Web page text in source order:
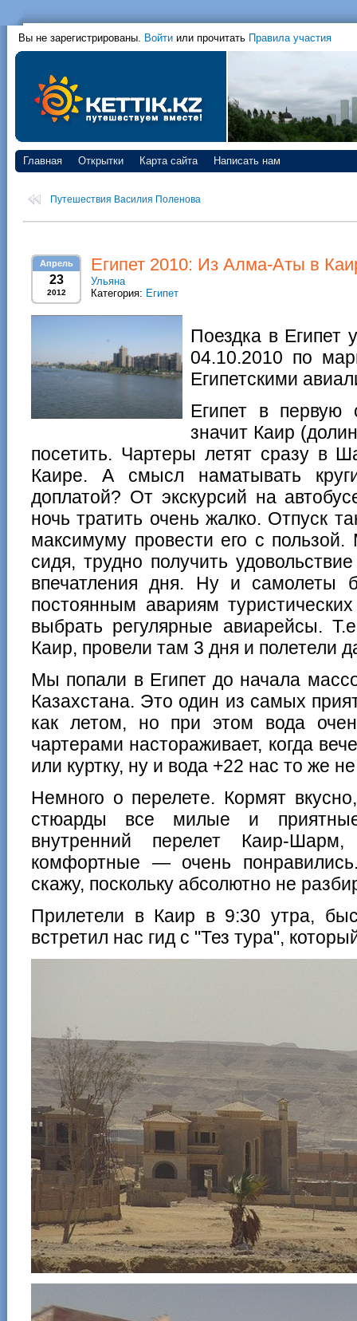
Вы не зарегистрированы. Войти или прочитать Правила участия
Главная Открытки Карта сайта Написать нам
Путешествия Василия Поленова
Апрель
23
2012
Египет 2010: Из Алма-Аты в
Ульяна
Категория: Египет
Поездка в Египет
04.10.2010 по
Египетскими
Египет в первую
значит Каир
посетить. Чартеры летят сразу в
Каире. А смысл наматывать
доплатой? От экскурсий на
ночь тратить очень жалко. Отпуск
максимуму провести его с
сидя, трудно получить
впечатления дня. Ну и самолеты
постоянным авариям
выбрать регулярные авиарейсы.
Каир, провели там 3 дня и полетели
Мы попали в Египет до начала
Казахстана. Это один из самых
как летом, но при этом вода
чартерами настораживает, когда
или куртку, ну и вода +22 нас то же
Немного о перелете. Кормят
стюарды все милые и
внутренний перелет Каир-
комфортные — очень
скажу, поскольку абсолютно не
Прилетели в Каир в 9:30 утра,
встретил нас гид с "Тез тура",